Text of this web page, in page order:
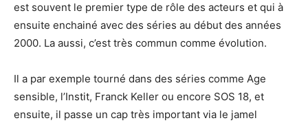
est souvent le premier type de rôle des acteurs et qui à
ensuite enchainé avec des séries au début des années
2000. La aussi, c’est très commun comme évolution.
Il a par exemple tourné dans des séries comme Age
sensible, l’Instit, Franck Keller ou encore SOS 18, et
ensuite, il passe un cap très important via le jamel